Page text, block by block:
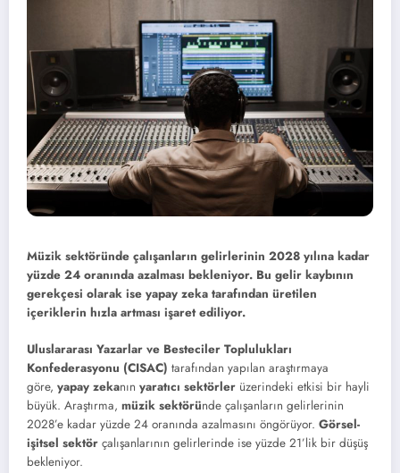
Müzik sektöründe çalışanların gelirlerinin 2028 yılına kadar
yüzde 24 oranında azalması bekleniyor. Bu gelir kaybının
gerekçesi olarak ise yapay zeka tarafından üretilen
içeriklerin hızla artması işaret ediliyor.
Uluslararası Yazarlar ve Besteciler Toplulukları
Konfederasyonu (CISAC) tarafından yapılan araştırmaya
göre, yapay zekanın yaratıcı sektörler üzerindeki etkisi bir hayli
büyük. Araştırma, müzik sektöründe çalışanların gelirlerinin
2028’e kadar yüzde 24 oranında azalmasını öngörüyor. Görsel-
işitsel sektör çalışanlarının gelirlerinde ise yüzde 21’lik bir düşüş
bekleniyor.